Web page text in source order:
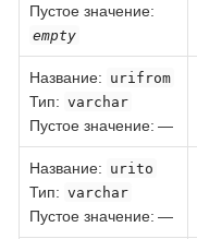
Пустое значение:
empty
Название: urifrom
Тип: varchar
Пустое значение: —
Название: urito
Тип: varchar
Пустое значение: —